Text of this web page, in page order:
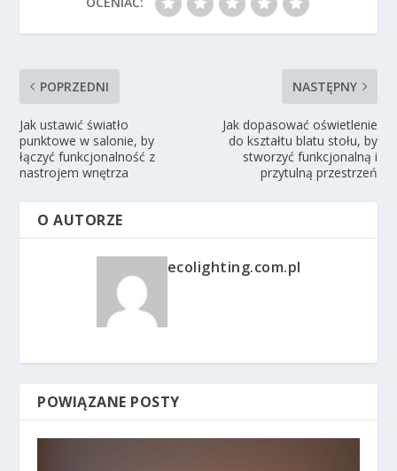
POPRZEDNI
Jak ustawić światło
punktowe w salonie, by
łączyć funkcjonalność z
nastrojem wnętrza
NASTĘPNY
Jak dopasować oświetlenie
do kształtu blatu stołu, by
stworzyć funkcjonalną i
przytulną przestrzeń
O AUTORZE
ecolighting.com.pl
POWIĄZANE POSTY